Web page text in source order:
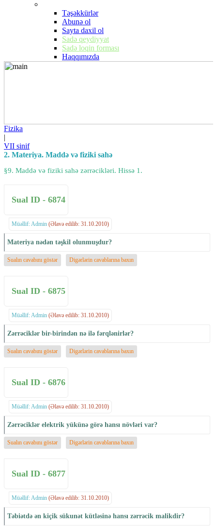
Təşəkkürlər
Abunə ol
Sayta daxil ol
Sadə qeydiyyat
Sadə loqin forması
Haqqımızda
Fizika
|
VII sinif
2. Materiya. Maddə və fiziki sahə
§9. Maddə və fiziki sahə zərrəcikləri. Hissə 1.
Sual ID - 6874
Müəllif: Admin (Əlavə edilib: 31.10.2010)
Materiya nədən təşkil olunmuşdur?
Sualın cavabını göstər Digərlərin cavablarına baxın
Sual ID - 6875
Müəllif: Admin (Əlavə edilib: 31.10.2010)
Zərrəciklər bir-birindən nə ilə fərqlənirlər?
Sualın cavabını göstər Digərlərin cavablarına baxın
Sual ID - 6876
Müəllif: Admin (Əlavə edilib: 31.10.2010)
Zərrəciklər elektrik yükünə görə hansı növləri var?
Sualın cavabını göstər Digərlərin cavablarına baxın
Sual ID - 6877
Müəllif: Admin (Əlavə edilib: 31.10.2010)
Təbiətdə ən kiçik sükunət kütləsinə hansı zərrəcik malikdir?